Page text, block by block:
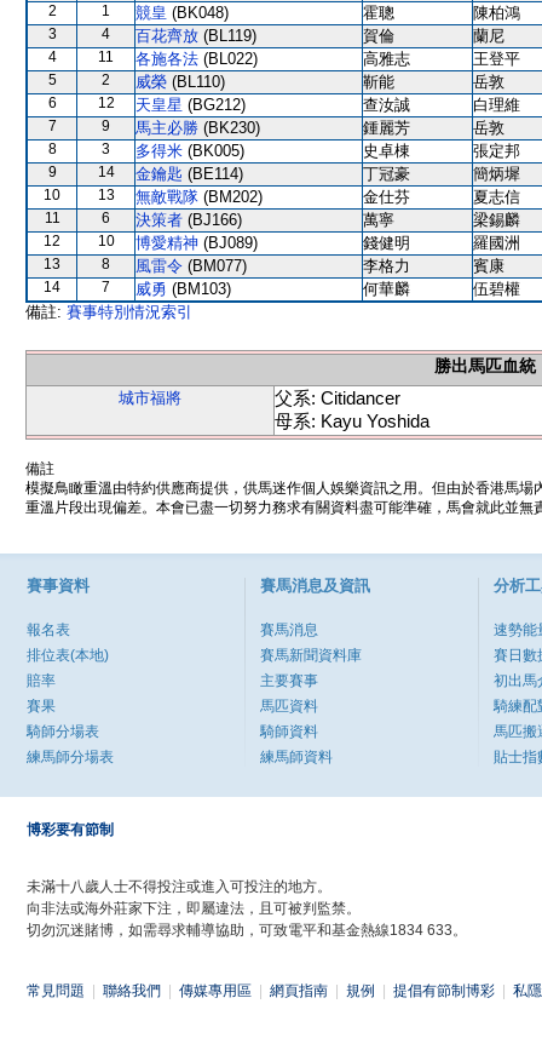
2 1 競皇 (BK048) 霍聰 陳柏鴻
3 4 百花齊放 (BL119) 賀倫 蘭尼
4 11 各施各法 (BL022) 高雅志 王登平
5 2 威榮 (BL110) 靳能 岳敦
6 12 天皇星 (BG212) 查汝誠 白理維
7 9 馬主必勝 (BK230) 鍾麗芳 岳敦
8 3 多得米 (BK005) 史卓棟 張定邦
9 14 金鑰匙 (BE114) 丁冠豪 簡炳墀
10 13 無敵戰隊 (BM202) 金仕芬 夏志信
11 6 決策者 (BJ166) 萬寧 梁錫麟
12 10 博愛精神 (BJ089) 錢健明 羅國洲
13 8 風雷令 (BM077) 李格力 賓康
14 7 威勇 (BM103) 何華麟
伍碧權
備註: 賽事特別情況索引
勝出馬匹血統
城市福將
父系: Citidancer
母系: Kayu Yoshida
備註
模擬鳥瞰重溫由特約供應商提供，供馬迷作個人娛樂資訊之用。但由於香港馬
重溫片段出現偏差。本會已盡一切努力務求有關資料盡可能準確，馬會就此並
賽事資料
報名表
排位表(本地)
賠率
賽果
騎師分場表
練馬師分場表
賽馬消息及資訊
賽馬消息
賽馬新聞資料庫
主要賽事
馬匹資料
騎師資料
練馬師資料
分析
速勢能
賽日數
初出馬
騎練配
馬匹搬
貼士指
博彩要有節制
未滿十八歲人士不得投注或進入可投注的地方。
向非法或海外莊家下注，即屬違法，且可被判監禁。
切勿沉迷賭博，如需尋求輔導協助，可致電平和基金熱線1834 633。
常見問題 聯絡我們 傳媒專用區 網頁指南 規例 提倡有節制博彩 私